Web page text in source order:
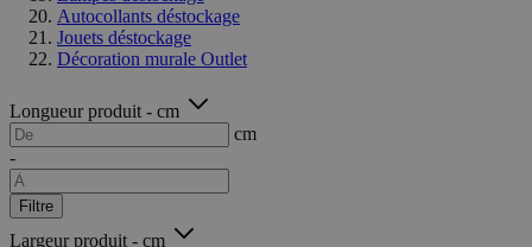
Autocollants déstockage
Jouets déstockage
Décoration murale Outlet
Longueur produit - cm
cm
-
Filtre
Largeur produit - cm